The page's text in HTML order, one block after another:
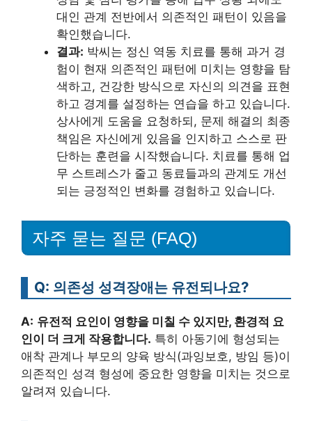
대인 관계 전반에서 의존적인 패턴이 있음을
확인했습니다.
결과: 박씨는 정신 역동 치료를 통해 과거 경
험이 현재 의존적인 패턴에 미치는 영향을 탐
색하고, 건강한 방식으로 자신의 의견을 표현
하고 경계를 설정하는 연습을 하고 있습니다.
상사에게 도움을 요청하되, 문제 해결의 최종
책임은 자신에게 있음을 인지하고 스스로 판
단하는 훈련을 시작했습니다. 치료를 통해 업
무 스트레스가 줄고 동료들과의 관계도 개선
되는 긍정적인 변화를 경험하고 있습니다.
자주 묻는 질문 (FAQ)
Q: 의존성 성격장애는 유전되나요?
A: 유전적 요인이 영향을 미칠 수 있지만, 환경적 요
인이 더 크게 작용합니다. 특히 아동기에 형성되는
애착 관계나 부모의 양육 방식(과잉보호, 방임 등)이
의존적인 성격 형성에 중요한 영향을 미치는 것으로
알려져 있습니다.